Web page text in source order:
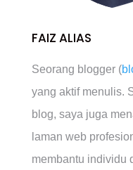
FAIZ ALIAS
Seorang blogger (
yang aktif menulis.
blog, saya juga
laman web
membantu individu